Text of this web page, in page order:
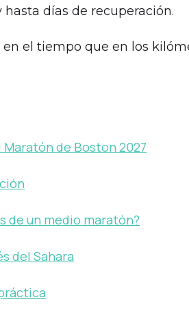
días de recuperación.
el tiempo que en los
de Boston 2027
de un medio maratón?
del Sahara